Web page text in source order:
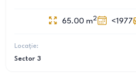
65.00 m2 <1977
Locație:
Sector 3